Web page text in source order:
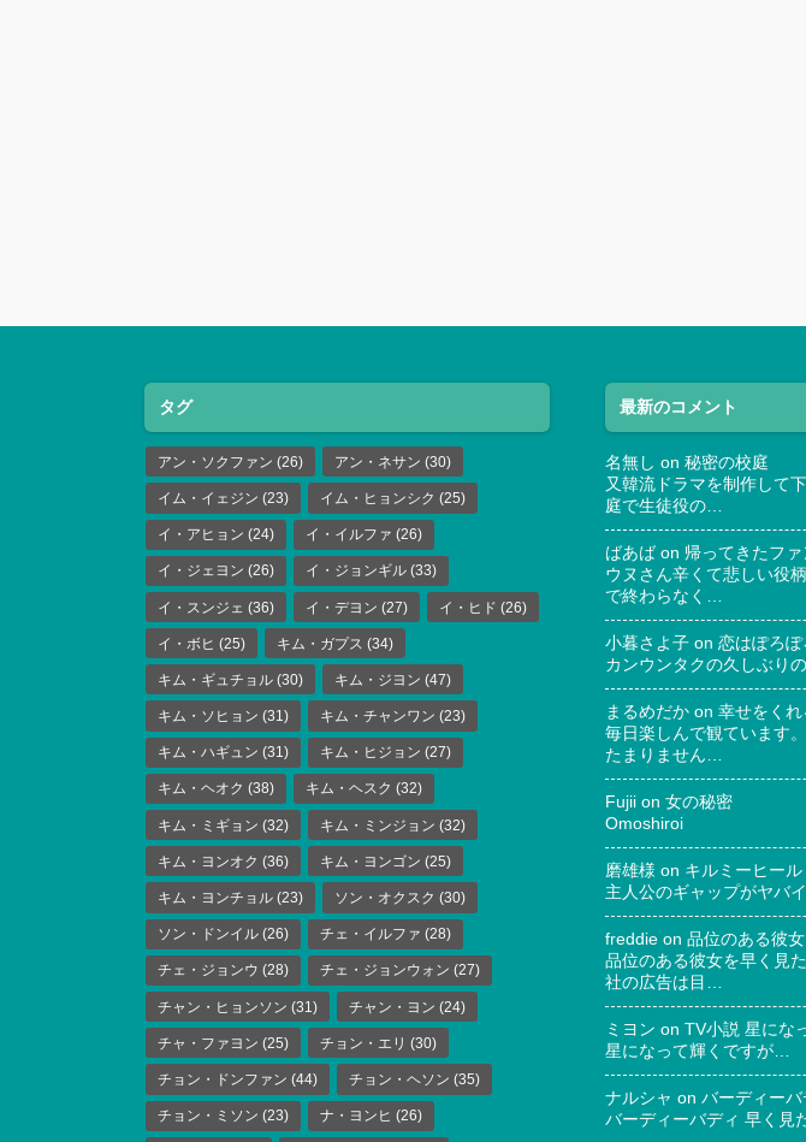
タグ
アン・ソクファン (26) アン・ネサン (30)
イム・イェジン (23) イム・ヒョンシク (25)
イ・アヒョン (24) イ・イルファ (26)
イ・ジェヨン (26) イ・ジョンギル (33)
イ・スンジェ (36) イ・デヨン (27) イ・ヒド (26)
イ・ボヒ (25) キム・ガプス (34)
キム・ギュチョル (30) キム・ジヨン (47)
キム・ソヒョン (31) キム・チャンワン (23)
キム・ハギュン (31) キム・ヒジョン (27)
キム・ヘオク (38) キム・ヘスク (32)
キム・ミギョン (32) キム・ミンジョン (32)
キム・ヨンオク (36) キム・ヨンゴン (25)
キム・ヨンチョル (23) ソン・オクスク (30)
ソン・ドンイル (26) チェ・イルファ (28)
チェ・ジョンウ (28) チェ・ジョンウォン (27)
チャン・ヒョンソン (31) チャン・ヨン (24)
チャ・ファヨン (25) チョン・エリ (30)
チョン・ドンファン (44) チョン・ヘソン (35)
チョン・ミソン (23) ナ・ヨンヒ (26)
最新のコメント
名無し on 秘密の校庭
又韓流ドラマを制作して
庭で生徒役の…
ばあば on 帰ってきたフ
ウヌさん辛くて悲しい役
で終わらなく…
小暮さよ子 on 恋はぽろぽ
カンウンタクの久しぶり
まるめだか on 幸せをくれ
毎日楽しんで観ています
たまりません…
Fujii on 女の秘密
Omoshiroi
磨雄様 on キルミーヒール
主人公のギャップがヤバイ
freddie on 品位のある彼女
品位のある彼女を早く見
社の広告は目…
ミヨン on TV小説 星にな
星になって輝くですが…
ナルシャ on バーディーバ
バーディーバディ 早く見た